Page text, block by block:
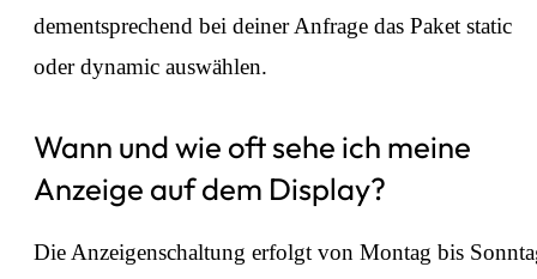
dementsprechend bei deiner Anfrage das Paket static
oder dynamic auswählen.
Wann und wie oft sehe ich meine
Anzeige auf dem Display?
Die Anzeigenschaltung erfolgt von Montag bis